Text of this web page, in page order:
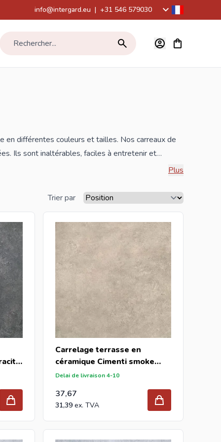
info@intergard.eu | +31 546 579030
Rechercher... Voir le
en différentes couleurs et tailles. Nos carreaux de
Ils sont inaltérables, faciles à entretenir et
et la largeur de ce que vous souhaitez paver
envoyez votre demande à info@intergard.euvous
Plus
Trier par
Carrelage terrasse en
céramique Cimenti smoke
60x60x2cm (m2)
Delai de livraison 4-10
37,67
31,39